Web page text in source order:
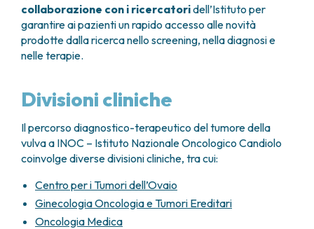
collaborazione con i ricercatoridell’Istituto per
garantire ai pazienti un rapido accesso alle novità
prodotte dalla ricerca nello screening, nella diagnosi e
nelle terapie.
Divisioni cliniche
Il percorso diagnostico-terapeutico del tumore della
vulva a INOC – Istituto Nazionale Oncologico Candiolo
coinvolge diverse divisioni cliniche, tra cui:
Centro per i Tumori dell’Ovaio
Ginecologia Oncologia e Tumori Ereditari
Oncologia Medica